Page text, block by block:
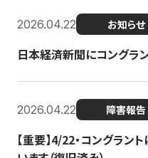
2026.04.22 お知らせ
日本経済新聞にコングラ
2026.04.22 障害報告
【重要】4/22・コングラン